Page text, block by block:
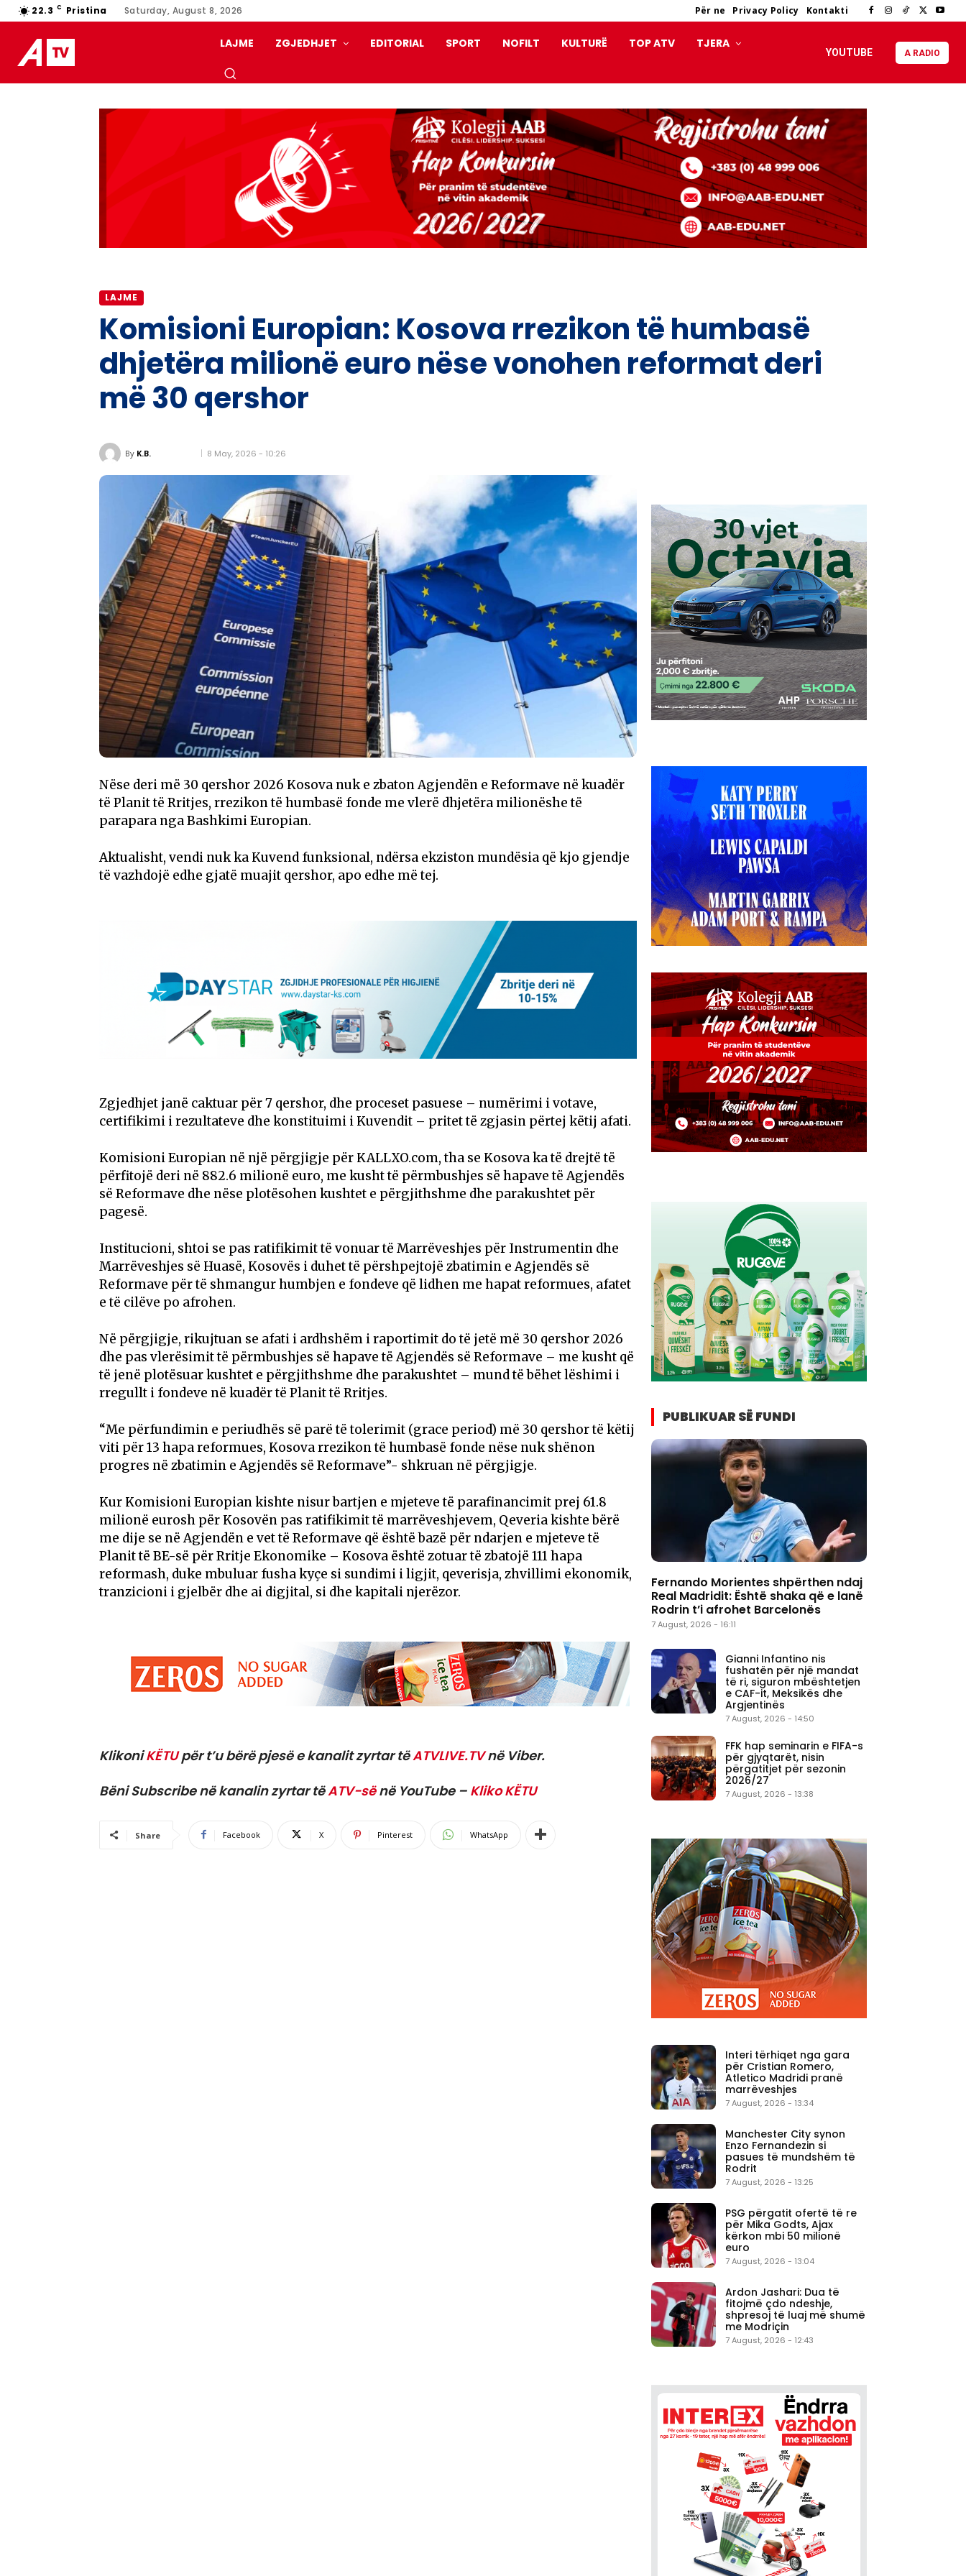
22.3 C Pristina Saturday, August 8, 2026 Për ne Privacy Policy Kontakti
LAJME ZGJEDHJET EDITORIAL SPORT NOFILT KULTURË TOP ATV TJERA
YOUTUBE A RADIO
LAJME
Komisioni Europian: Kosova rrezikon të humbasë
dhjetëra milionë euro nëse vonohen reformat deri
më 30 qershor
By K.B. 8 May, 2026 - 10:26
Nëse deri më 30 qershor 2026 Kosova nuk e zbaton Agjendën e Reformave në kuadër
të Planit të Rritjes, rrezikon të humbasë fonde me vlerë dhjetëra milionëshe të
parapara nga Bashkimi Europian.
Aktualisht, vendi nuk ka Kuvend funksional, ndërsa ekziston mundësia që kjo gjendje
të vazhdojë edhe gjatë muajit qershor, apo edhe më tej.
Zgjedhjet janë caktuar për 7 qershor, dhe proceset pasuese – numërimi i votave,
certifikimi i rezultateve dhe konstituimi i Kuvendit – pritet të zgjasin përtej këtij afati.
Komisioni Europian në një përgjigje për KALLXO.com, tha se Kosova ka të drejtë të
përfitojë deri në 882.6 milionë euro, me kusht të përmbushjes së hapave të Agjendës
së Reformave dhe nëse plotësohen kushtet e përgjithshme dhe parakushtet për
pagesë.
Institucioni, shtoi se pas ratifikimit të vonuar të Marrëveshjes për Instrumentin dhe
Marrëveshjes së Huasë, Kosovës i duhet të përshpejtojë zbatimin e Agjendës së
Reformave për të shmangur humbjen e fondeve që lidhen me hapat reformues, afatet
e të cilëve po afrohen.
Në përgjigje, rikujtuan se afati i ardhshëm i raportimit do të jetë më 30 qershor 2026
dhe pas vlerësimit të përmbushjes së hapave të Agjendës së Reformave – me kusht që
të jenë plotësuar kushtet e përgjithshme dhe parakushtet – mund të bëhet lëshimi i
rregullt i fondeve në kuadër të Planit të Rritjes.
“Me përfundimin e periudhës së parë të tolerimit (grace period) më 30 qershor të këtij
viti për 13 hapa reformues, Kosova rrezikon të humbasë fonde nëse nuk shënon
progres në zbatimin e Agjendës së Reformave”- shkruan në përgjigje.
Kur Komisioni Europian kishte nisur bartjen e mjeteve të parafinancimit prej 61.8
milionë eurosh për Kosovën pas ratifikimit të marrëveshjevem, Qeveria kishte bërë
me dije se në Agjendën e vet të Reformave që është bazë për ndarjen e mjeteve të
Planit të BE-së për Rritje Ekonomike – Kosova është zotuar të zbatojë 111 hapa
reformash, duke mbuluar fusha kyçe si sundimi i ligjit, qeverisja, zhvillimi ekonomik,
tranzicioni i gjelbër dhe ai digjital, si dhe kapitali njerëzor.
KlikoniKËTUpër t’u bërë pjesë e kanalit zyrtar tëATVLIVE.TVnë Viber.
Bëni Subscribe në kanalin zyrtar tëATV-sënë YouTube – Kliko KËTU
Share Facebook X Pinterest WhatsApp
PUBLIKUAR SË FUNDI
Fernando Morientes shpërthen ndaj
Real Madridit: Është shaka që e lanë
Rodrin t’i afrohet Barcelonës
7 August, 2026 - 16:11
Gianni Infantino nis
fushatën për një mandat
të ri, siguron mbështetjen
e CAF-it, Meksikës dhe
Argjentinës
7 August, 2026 - 14:50
FFK hap seminarin e FIFA-s
për gjyqtarët, nisin
përgatitjet për sezonin
2026/27
7 August, 2026 - 13:38
Interi tërhiqet nga gara
për Cristian Romero,
Atletico Madridi pranë
marrëveshjes
7 August, 2026 - 13:34
Manchester City synon
Enzo Fernandezin si
pasues të mundshëm të
Rodrit
7 August, 2026 - 13:25
PSG përgatit ofertë të re
për Mika Godts, Ajax
kërkon mbi 50 milionë
euro
7 August, 2026 - 13:04
Ardon Jashari: Dua të
fitojmë çdo ndeshje,
shpresoj të luaj më shumë
me Modriçin
7 August, 2026 - 12:43